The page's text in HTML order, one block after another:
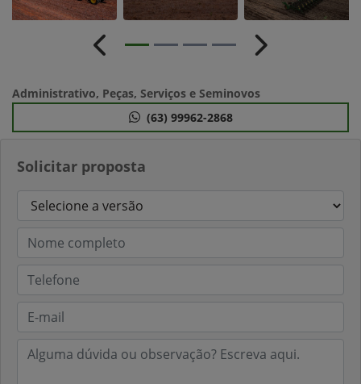
Solicitar proposta
Anterior Próximo
Administrativo, Peças, Serviços e Seminovos
(63) 99962-2868